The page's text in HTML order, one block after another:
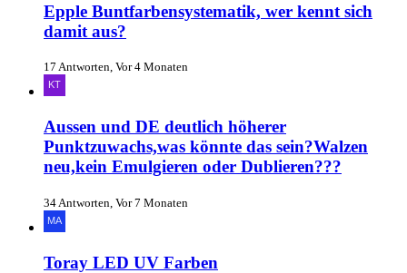
Epple Buntfarbensystematik, wer kennt sich
damit aus?
17 Antworten, Vor 4 Monaten
Aussen und DE deutlich höherer
Punktzuwachs,was könnte das sein?Walzen
neu,kein Emulgieren oder Dublieren???
34 Antworten, Vor 7 Monaten
Toray LED UV Farben